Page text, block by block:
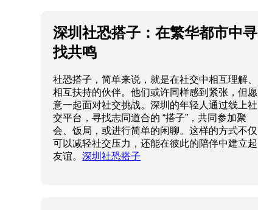
深圳社恐搭子：在繁华都市中寻
找共鸣
社恐搭子，简单来说，就是在社交中相互理解、
相互扶持的伙伴。他们或许同样感到紧张，但愿
意一起面对社交挑战。深圳的年轻人通过线上社
交平台，寻找志同道合的 “搭子”，共同参加聚
会、饭局，或进行简单的闲聊。这样的方式不仅
可以减轻社交压力，还能在彼此的陪伴中建立起
友谊。深圳社恐搭子